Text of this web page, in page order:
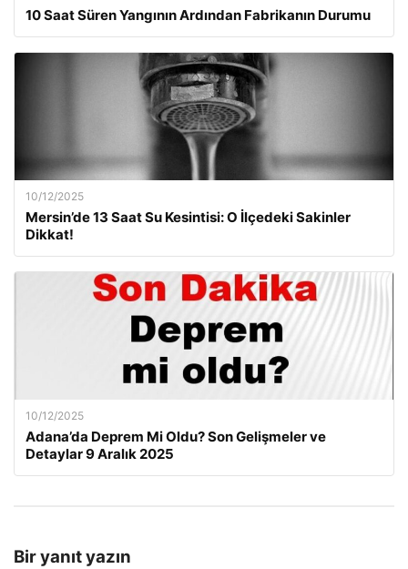
10 Saat Süren Yangının Ardından Fabrikanın Durumu
10/12/2025
Mersin’de 13 Saat Su Kesintisi: O İlçedeki Sakinler
Dikkat!
10/12/2025
Adana’da Deprem Mi Oldu? Son Gelişmeler ve
Detaylar 9 Aralık 2025
Bir yanıt yazın